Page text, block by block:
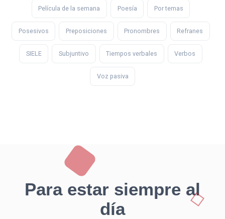
Película de la semana Poesía Por temas
Posesivos Preposiciones Pronombres Refranes
SIELE Subjuntivo Tiempos verbales Verbos
Voz pasiva
Para estar siempre al
día